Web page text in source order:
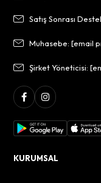
Satış Sonrası
Muhasebe:[email
Şirket Yöneticisi:
KURUMSAL